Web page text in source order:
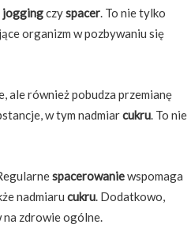
joggingczyspacer. To nie tylko
organizm w pozbywaniu się
ale również pobudza przemianę
w tym nadmiarcukru. To nie
spacerowaniewspomaga
nadmiaru cukru. Dodatkowo,
na zdrowie ogólne.